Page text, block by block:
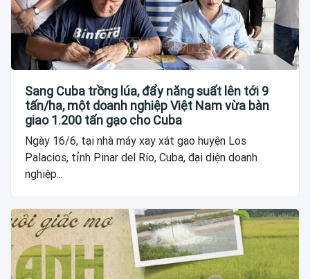
Sang Cuba trồng lúa, đẩy năng suất lên tới 9
tấn/ha, một doanh nghiệp Việt Nam vừa bàn
giao 1.200 tấn gạo cho Cuba
Ngày 16/6, tại nhà máy xay xát gạo huyện Los
Palacios, tỉnh Pinar del Río, Cuba, đại diện doanh
nghiệp...